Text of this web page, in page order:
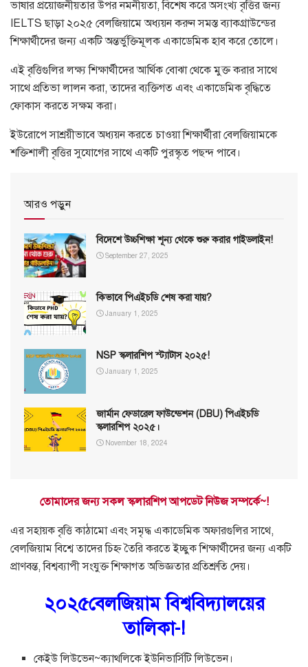
ভাষার প্রয়োজনীয়তার উপর নমনীয়তা, বিশেষ করে অসংখ্য বৃত্তির জন্য
IELTS ছাড়া ২০২৫ বেলজিয়ামে অধ্যয়ন করুন সমস্ত ব্যাকগ্রাউন্ডের
শিক্ষার্থীদের জন্য একটি অন্তর্ভুক্তিমূলক একাডেমিক হাব করে তোলে।
এই বৃত্তিগুলির লক্ষ্য শিক্ষার্থীদের আর্থিক বোঝা থেকে মুক্ত করার সাথে
সাথে প্রতিভা লালন করা, তাদের ব্যক্তিগত এবং একাডেমিক বৃদ্ধিতে
ফোকাস করতে সক্ষম করা।
ইউরোপে সাশ্রয়ীভাবে অধ্যয়ন করতে চাওয়া শিক্ষার্থীরা বেলজিয়ামকে
শক্তিশালী বৃত্তির সুযোগের সাথে একটি পুরস্কৃত পছন্দ পাবে।
আরও পড়ুন
বিদেশে উচ্চশিক্ষা শূন্য থেকে শুরু করার গাইডলাইন!
September 27, 2025
কিভাবে পিএইচডি শেষ করা যায়?
January 1, 2025
NSP স্কলারশিপ স্ট্যাটাস ২০২৫!
January 1, 2025
জার্মান ফেডারেল ফাউন্ডেশন (DBU) পিএইচডি
স্কলারশিপ ২০২৫।
November 18, 2024
তোমাদের জন্য সকল স্কলারশিপ আপডেট নিউজ সম্পর্কে~!
এর সহায়ক বৃত্তি কাঠামো এবং সমৃদ্ধ একাডেমিক অফারগুলির সাথে,
বেলজিয়াম বিশ্বে তাদের চিহ্ন তৈরি করতে ইচ্ছুক শিক্ষার্থীদের জন্য একটি
প্রাণবন্ত, বিশ্বব্যাপী সংযুক্ত শিক্ষাগত অভিজ্ঞতার প্রতিশ্রুতি দেয়।
২০২৫বেলজিয়াম বিশ্ববিদ্যালয়ের
তালিকা-!
কেইউ লিউভেন~ক্যাথলিকে ইউনিভার্সিটি লিউভেন।